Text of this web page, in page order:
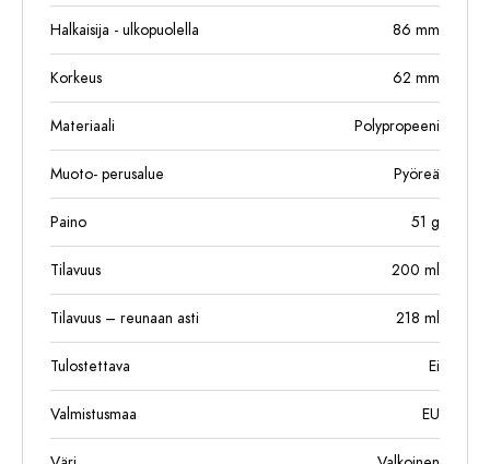
Halkaisija - ulkopuolella 86 mm
Korkeus 62 mm
Materiaali Polypropeeni
Muoto- perusalue Pyöreä
Paino 51 g
Tilavuus 200 ml
Tilavuus – reunaan asti 218 ml
Tulostettava Ei
Valmistusmaa EU